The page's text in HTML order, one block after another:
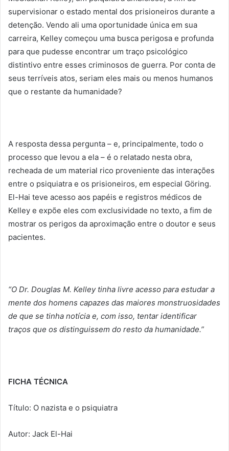
supervisionar o estado mental dos prisioneiros durante a
detenção. Vendo ali uma oportunidade única em sua
carreira, Kelley começou uma busca perigosa e profunda
para que pudesse encontrar um traço psicológico
distintivo entre esses criminosos de guerra. Por conta de
seus terríveis atos, seriam eles mais ou menos humanos
que o restante da humanidade?
A resposta dessa pergunta – e, principalmente, todo o
processo que levou a ela – é o relatado nesta obra,
recheada de um material rico proveniente das interações
entre o psiquiatra e os prisioneiros, em especial Göring.
El-Hai teve acesso aos papéis e registros médicos de
Kelley e expõe eles com exclusividade no texto, a fim de
mostrar os perigos da aproximação entre o doutor e seus
pacientes.
“O Dr. Douglas M. Kelley tinha livre acesso para estudar a
mente dos homens capazes das maiores monstruosidades
de que se tinha notícia e, com isso, tentar identificar
traços que os distinguissem do resto da humanidade.”
FICHA TÉCNICA
Título: O nazista e o psiquiatra
Autor: Jack El-Hai